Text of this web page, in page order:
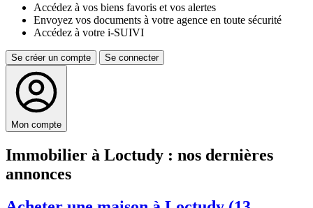
Accédez à vos biens favoris et vos alertes
Envoyez vos documents à votre agence en toute sécurité
Accédez à votre i-SUIVI
Se créer un compte Se connecter
Mon compte
Immobilier à Loctudy : nos dernières
annonces